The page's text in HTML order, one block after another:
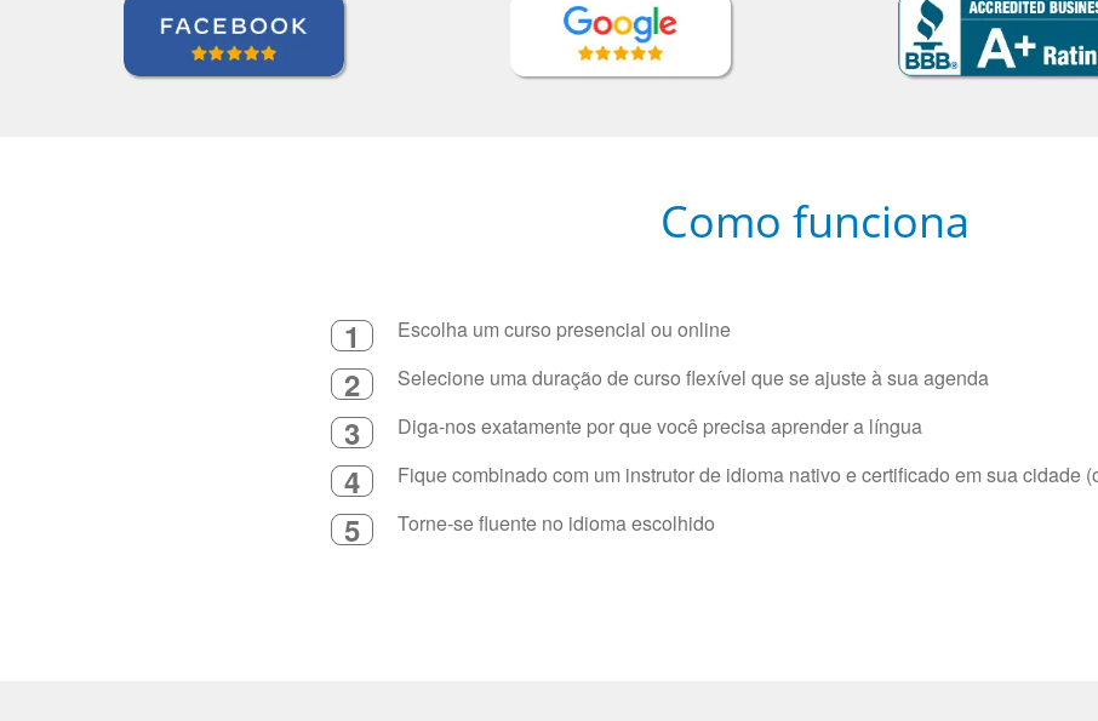
Como funciona
1 Escolha um curso presencial ou online
2 Selecione uma duração de curso flexível que se ajuste à sua agenda
3 Diga-nos exatamente por que você precisa aprender a língua
4 Fique combinado com um instrutor de idioma nativo e certificado em sua cidade
5 Torne-se fluente no idioma escolhido